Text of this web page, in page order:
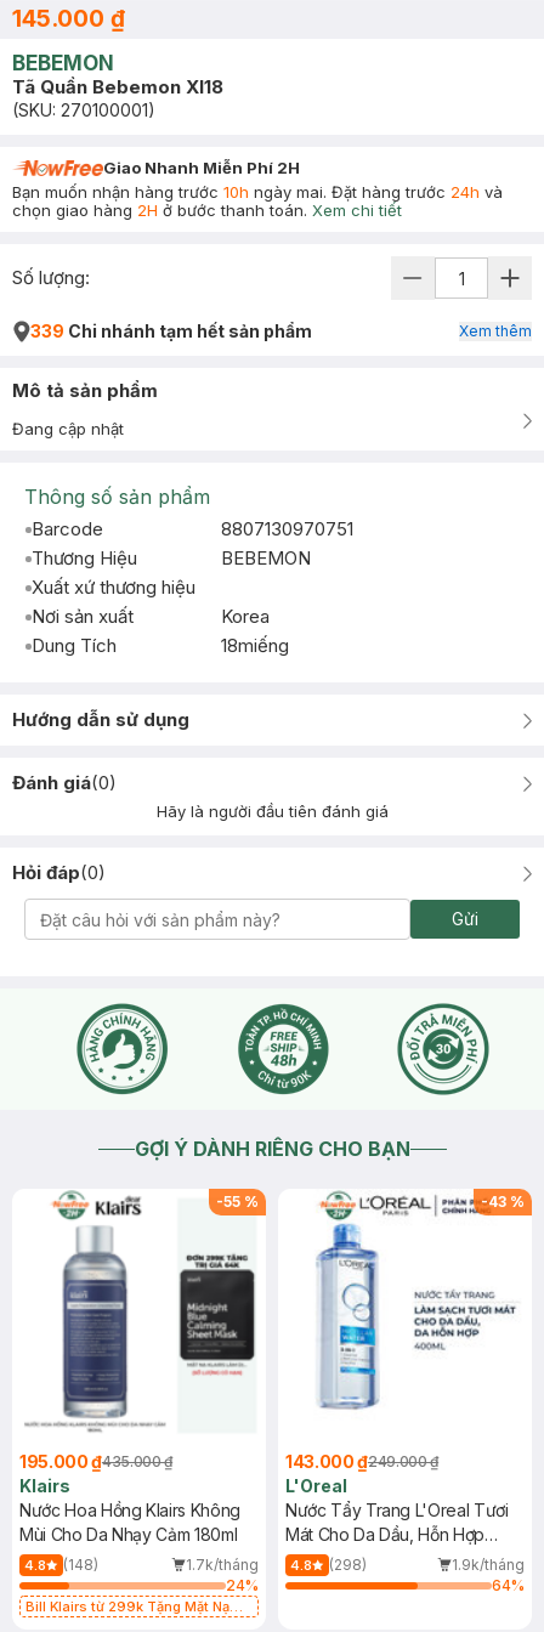
145.000 ₫
BEBEMON
Tã Quần Bebemon Xl18
(SKU: 270100001)
Giao Nhanh Miễn Phí 2H
Bạn muốn nhận hàng trước 10h ngày mai. Đặt hàng trước 24h và
chọn giao hàng 2H ở bước thanh toán. Xem chi tiết
Số lượng:
339 Chi nhánh tạm hết sản phẩm Xem thêm
Mô tả sản phẩm
Đang cập nhật
Thông số sản phẩm
Barcode
8807130970751
Thương Hiệu
BEBEMON
Xuất xứ thương hiệu
Nơi sản xuất
Korea
Dung Tích
18miếng
Hướng dẫn sử dụng
Đánh giá(0)
Hãy là người đầu tiên đánh giá
Hỏi đáp(0)
Gửi
GỢI Ý DÀNH RIÊNG CHO BẠN
-55 %
195.000 ₫435.000 ₫
Klairs
Nước Hoa Hồng Klairs Không
Mùi Cho Da Nhạy Cảm 180ml
4.8 (148)
1.7k/tháng
24%
Bill Klairs từ 299k Tặng Mặt Nạ
-43 %
143.000 ₫249.000 ₫
L'Oreal
Nước Tẩy Trang L'Oreal Tươi
Mát Cho Da Dầu, Hỗn Hợp
400ml
4.8 (298)
1.9k/tháng
64%